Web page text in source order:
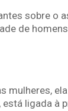
sobre o
de
mulheres,
ligada à